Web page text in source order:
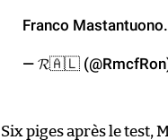
Franco Mastantuono.
— 𝓡🇦🇱
Six piges après le test,